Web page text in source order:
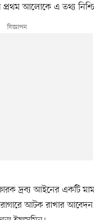
প্রথম আলোকে এ তথ্য
দ্রব্য আইনের একটি
আটক রাখার